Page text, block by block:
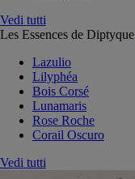
Vedi tutti
Les Essences de Diptyque
Lazulio
Lilyphéa
Bois Corsé
Lunamaris
Rose Roche
Corail Oscuro
Vedi tutti